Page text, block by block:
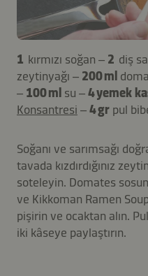
1 kırmızı soğan – 2 diş
zeytinyağı – 200 ml
– 100 ml su –4 yemek
Konsantresi –4 gr pul
Soğanı ve sarımsağı
tavada kızdırdığınız
soteleyin. Domates
ve Kikkoman Ramen
pişirin ve ocaktan alın.
iki kâseye paylaştırın.